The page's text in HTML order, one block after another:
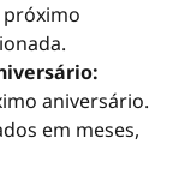
próximo
aniversário.
em meses,